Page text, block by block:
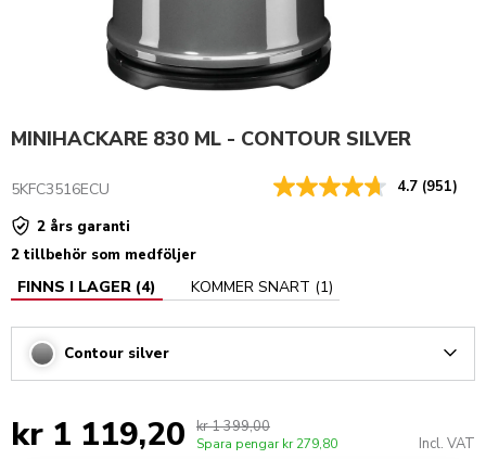
MINIHACKARE 830 ML - CONTOUR SILVER
5KFC3516ECU 4.7 (951)
2 års garanti
2 tillbehör som medföljer
FINNS I LAGER (4) KOMMER SNART (1)
Contour silver
kr 1 119,20 kr 1 399,00
Spara pengar kr 279,80 Incl. VAT